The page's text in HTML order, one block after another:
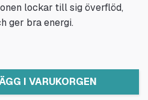
lockar till sig överflöd,
ger bra energi.
I VARUKORGEN